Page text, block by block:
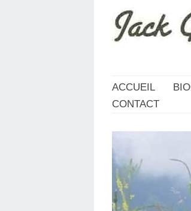
ACCUEIL
CONTACT